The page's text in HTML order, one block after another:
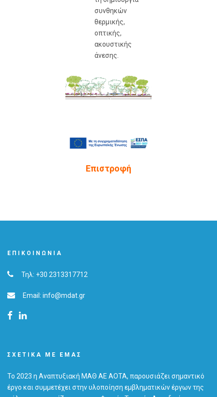
συνθηκών
θερμικής,
οπτικής,
ακουστικής
άνεσης.
Επιστροφή
ΕΠΙΚΟΙΝΩΝΊΑ
Τηλ: +30 2313317712
Email: info@mdat.gr
ΣΧΕΤΙΚΆ ΜΕ ΕΜΆΣ
Το 2023 η Αναπτυξιακή ΜΑΘ ΑΕ ΑΟΤΑ, παρουσιάζει σημαντικό
έργο και συμμετέχει στην υλοποίηση εμβληματικών έργων της